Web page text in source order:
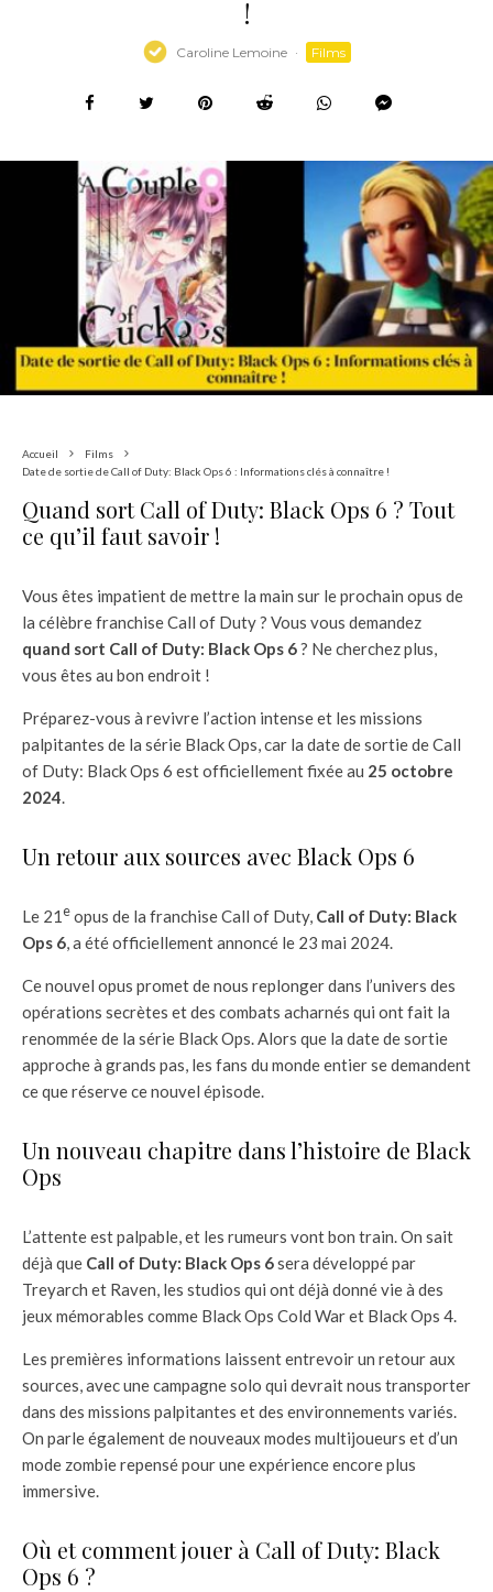
!
Caroline Lemoine · Films
Accueil
Films
Date de sortie de Call of Duty: Black Ops 6 : Informations clés à connaître !
Quand sort Call of Duty: Black Ops 6 ? Tout
ce qu’il faut savoir !
Vous êtes impatient de mettre la main sur le prochain opus de
la célèbre franchise Call of Duty ? Vous vous demandez
quand sort Call of Duty: Black Ops 6? Ne cherchez plus,
vous êtes au bon endroit !
Préparez-vous à revivre l’action intense et les missions
palpitantes de la série Black Ops, car la date de sortie de Call
of Duty: Black Ops 6 est officiellement fixée au 25 octobre
2024.
Un retour aux sources avec Black Ops 6
Le 21e opus de la franchise Call of Duty, Call of Duty: Black
Ops 6, a été officiellement annoncé le 23 mai 2024.
Ce nouvel opus promet de nous replonger dans l’univers des
opérations secrètes et des combats acharnés qui ont fait la
renommée de la série Black Ops. Alors que la date de sortie
approche à grands pas, les fans du monde entier se demandent
ce que réserve ce nouvel épisode.
Un nouveau chapitre dans l’histoire de Black
Ops
L’attente est palpable, et les rumeurs vont bon train. On sait
déjà que Call of Duty: Black Ops 6sera développé par
Treyarch et Raven, les studios qui ont déjà donné vie à des
jeux mémorables comme Black Ops Cold War et Black Ops 4.
Les premières informations laissent entrevoir un retour aux
sources, avec une campagne solo qui devrait nous transporter
dans des missions palpitantes et des environnements variés.
On parle également de nouveaux modes multijoueurs et d’un
mode zombie repensé pour une expérience encore plus
immersive.
Où et comment jouer à Call of Duty: Black
Ops 6 ?